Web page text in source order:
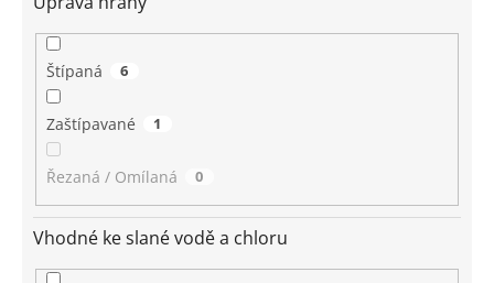
Štípaná 6
Zaštípavané 1
Řezaná / Omílaná 0
Vhodné ke slané vodě a chloru